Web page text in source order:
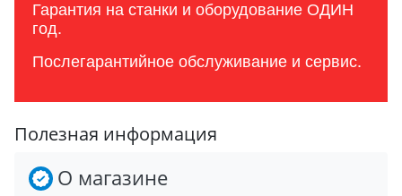
Гарантия на станки и оборудование ОДИН
год.
Послегарантийное обслуживание и сервис.
Полезная информация
О магазине